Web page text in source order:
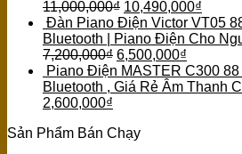
11,000,000₫ 10,490,000₫
Đàn Piano Điện Victor VT05
Bluetooth | Piano Điện Cho
7,200,000₫ 6,500,000₫
Piano Điện MASTER C300
Bluetooth , Giá Rẻ Âm Thanh
2,600,000₫
Sản Phẩm Bán Chạy